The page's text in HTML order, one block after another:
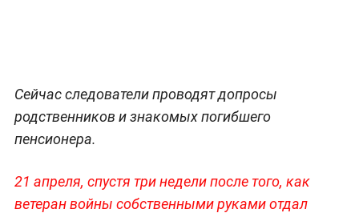
Сейчас следователи проводят допросы
родственников и знакомых погибшего
пенсионера.
21 апреля, спустя три недели после того, как
ветеран войны собственными руками отдал